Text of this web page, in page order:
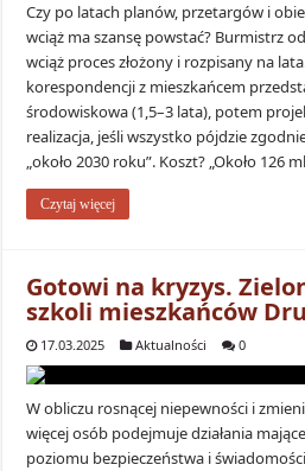
Czy po latach planów, przetargów i
wciąż ma szansę powstać? Burmistrz
wciąż proces złożony i rozpisany na
korespondencji z mieszkańcem
środowiskowa (1,5–3 lata), potem
realizacja, jeśli wszystko pójdzie
„około 2030 roku”. Koszt? „Około 126
Czytaj więcej
Gotowi na kryzys.
szkoli mieszkańców
17.03.2025 Aktualności 0
W obliczu rosnącej niepewności i
więcej osób podejmuje działania
poziomu bezpieczeństwa i